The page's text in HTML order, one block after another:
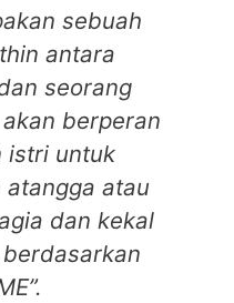
sebuah
antara
seorang
berperan
istri untuk
atau
dan kekal